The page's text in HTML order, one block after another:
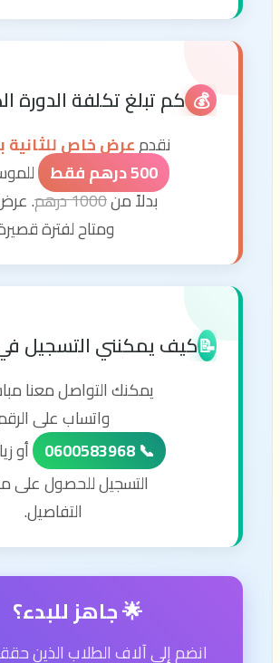
💰 كم تبلغ تكلفة الدورة
نقدمعرض خاص للثانية
500 درهم فقط
بدلاً من1000 درهم
.
ومتاح لفترة
📝كيف يمكنني التسجيل
يمكنك التواصل معنا
واتساب على
📞 0600583968
أو
التسجيل للحصول على
التفاصيل.
🌟 جاهز للبدء؟
انضم إلى آلاف الطلاب الذين